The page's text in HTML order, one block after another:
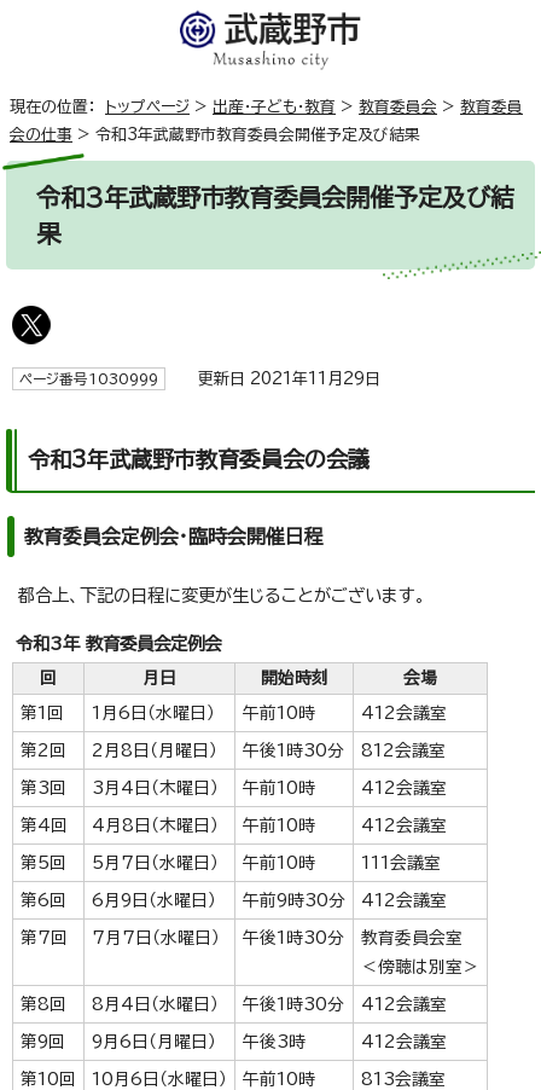
現在の位置： トップページ > 出産・子ども・教育 > 教育委員会 > 教育委員
会の仕事 > 令和3年武蔵野市教育委員会開催予定及び結果
令和3年武蔵野市教育委員会開催予定及び結
果
ページ番号1030999 更新日 2021年11月29日
令和3年武蔵野市教育委員会の会議
教育委員会定例会・臨時会開催日程
都合上、下記の日程に変更が生じることがございます。
令和3年 教育委員会定例会
回 月日 開始時刻 会場
第1回 1月6日（水曜日） 午前10時 412会議室
第2回 2月8日（月曜日） 午後1時30分 812会議室
第3回 3月4日（木曜日） 午前10時 412会議室
第4回 4月8日（木曜日） 午前10時 412会議室
第5回 5月7日（水曜日） 午前10時 111会議室
第6回 6月9日（水曜日） 午前9時30分 412会議室
第7回 7月7日（水曜日） 午後1時30分
教育委員会室
＜傍聴は別室＞
第8回 8月4日（水曜日） 午後1時30分 412会議室
第9回 9月6日（月曜日） 午後3時 412会議室
第10回 10月6日（水曜日） 午前10時 813会議室